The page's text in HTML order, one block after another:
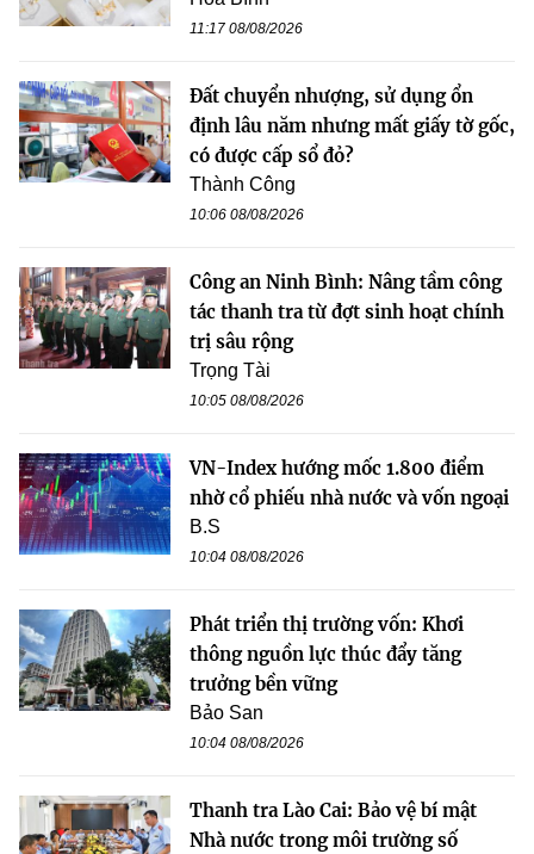
11:17 08/08/2026
Đất chuyển nhượng, sử dụng ổn
định lâu năm nhưng mất giấy tờ gốc,
có được cấp sổ đỏ?
Thành Công
10:06 08/08/2026
Công an Ninh Bình: Nâng tầm công
tác thanh tra từ đợt sinh hoạt chính
trị sâu rộng
Trọng Tài
10:05 08/08/2026
VN-Index hướng mốc 1.800 điểm
nhờ cổ phiếu nhà nước và vốn ngoại
B.S
10:04 08/08/2026
Phát triển thị trường vốn: Khơi
thông nguồn lực thúc đẩy tăng
trưởng bền vững
Bảo San
10:04 08/08/2026
Thanh tra Lào Cai: Bảo vệ bí mật
Nhà nước trong môi trường số